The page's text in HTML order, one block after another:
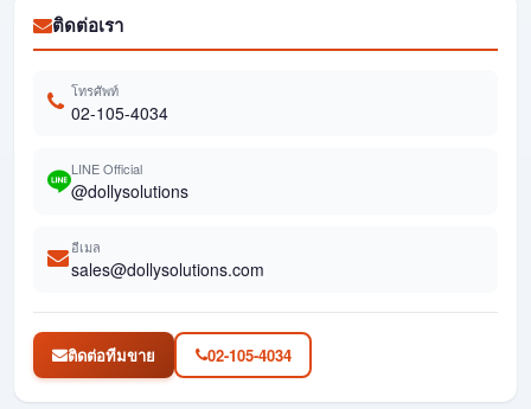
ติดต่อเรา
โทรศัพท์
02-105-4034
LINE Official
@dollysolutions
อีเมล
sales@dollysolutions.com
ติดต่อทีมขาย 02-105-4034